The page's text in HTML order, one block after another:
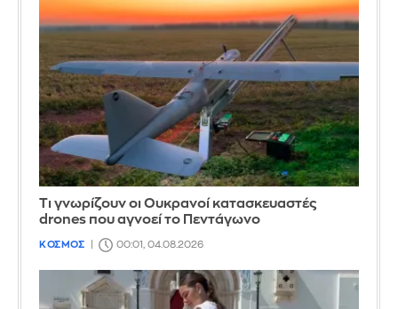
Τι γνωρίζουν οι Ουκρανοί κατασκευαστές
drones που αγνοεί το Πεντάγωνο
ΚΟΣΜΟΣ 00:01, 04.08.2026